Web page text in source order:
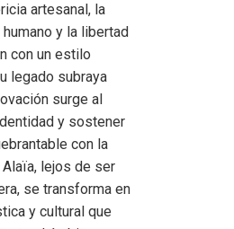
artesanal, la
y la libertad
con un estilo
legado subraya
surge al
y sostener
con la
lejos de ser
se transforma en
y cultural que